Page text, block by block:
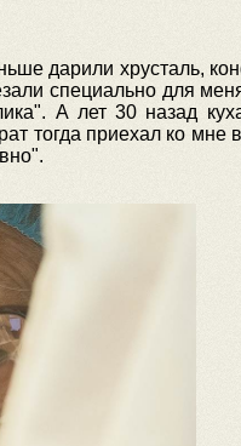
дарили хрусталь,
специально для
А лет 30 назад
тогда приехал ко мне